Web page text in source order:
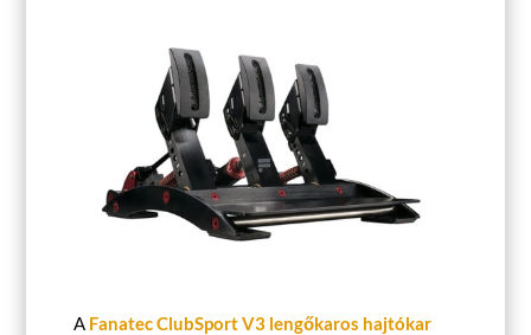
A Fanatec ClubSport V3 lengőkaros hajtókar